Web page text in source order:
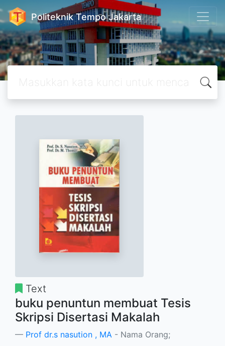
Politeknik Tempo Jakarta
Text
buku penuntun membuat Tesis
Skripsi Disertasi Makalah
Prof dr.s nasution , MA - Nama Orang;